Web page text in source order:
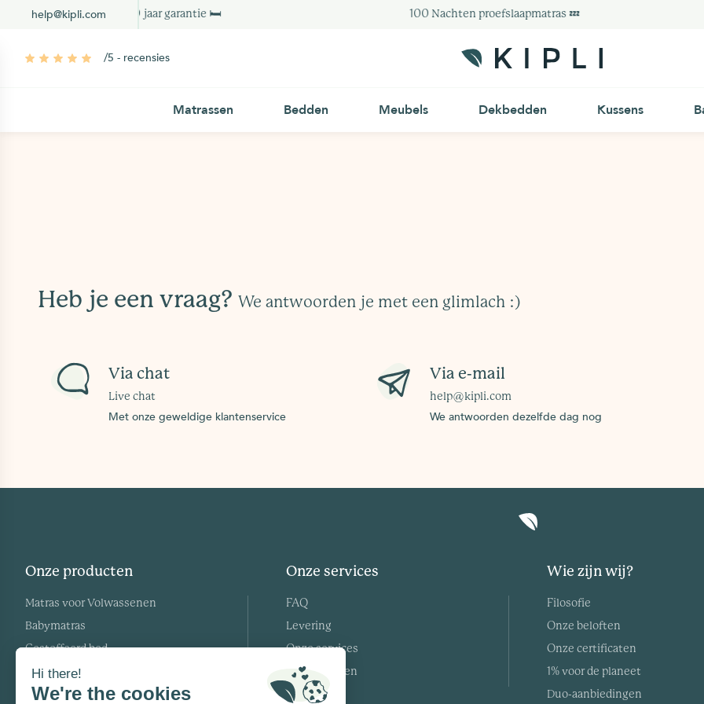
help@kipli.com 10 jaar garantie 🛏 100 Nachten proefslaapmatras 💤
/5 - recensies
Matrassen Bedden Meubels Dekbedden Kussens
Heb je een vraag? We antwoorden je met een glimlach :)
Via chat
Live chat
Met onze geweldige klantenservice
Via e-mail
help@kipli.com
We antwoorden dezelfde dag nog
Onze producten
Matras voor Volwassenen
Babymatras
Gestoffeerd bed
Dekbed
Dekbed Essential
Onze services
FAQ
Levering
Onze services
Retourkosten
Wie zijn wij?
Filosofie
Onze beloften
Onze certificaten
1% voor de planeet
Duo-aanbiedingen